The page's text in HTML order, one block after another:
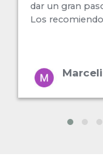
dar un gran
Los